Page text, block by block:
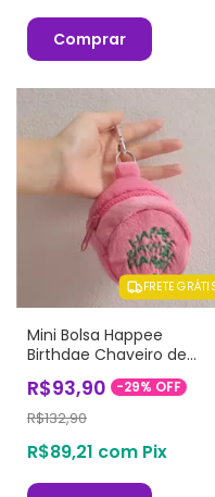
Comprar
FRETE
Mini Bolsa Happee
Birthdae Chaveiro de
R$93,90 -29% OFF
R$132,90
R$89,21 com Pix